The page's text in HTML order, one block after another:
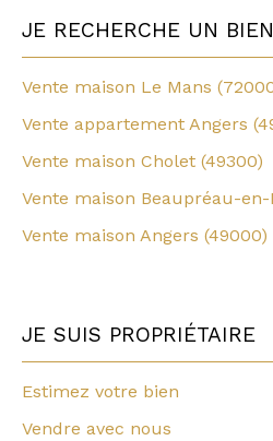
JE RECHERCHE UN BIEN
Vente maison Le Mans
Vente appartement Angers
Vente maison Cholet (49300)
Vente maison Beaupréau-en-
Vente maison Angers (49000)
JE SUIS PROPRIÉTAIRE
Estimez votre bien
Vendre avec nous